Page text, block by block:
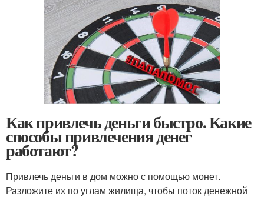
Как привлечь деньги быстро. Какие
способы привлечения денег
работают?
Привлечь деньги в дом можно с помощью монет.
Разложите их по углам жилища, чтобы поток денежной